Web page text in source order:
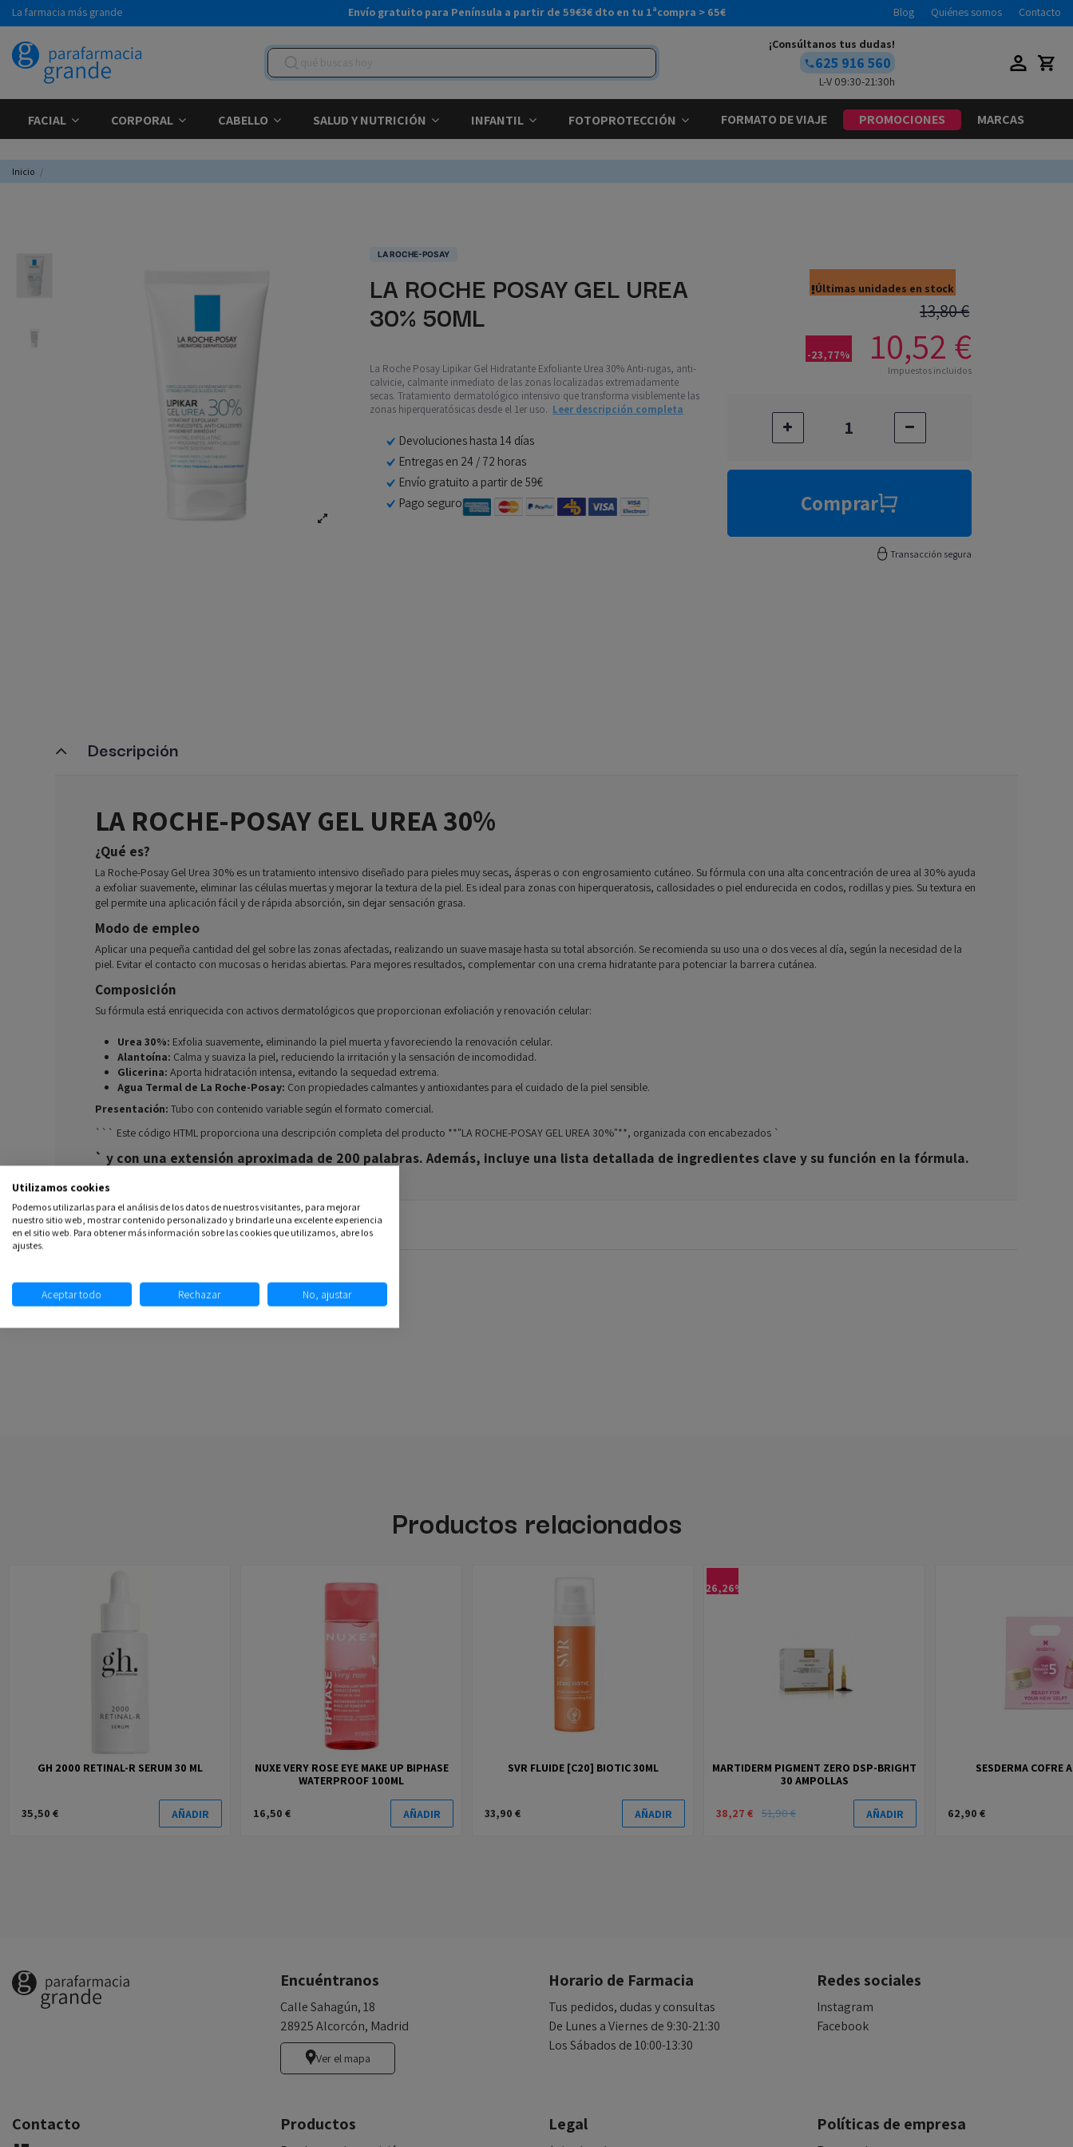
La farmacia más grande Envío gratuito para Península a partir de 59€3€ dto en tu 1ªcompra > 65€ Blog Quiénes somos Contacto
¡Consúltanos tus dudas!
625 916 560
L-V 09:30-21:30h
FACIAL CORPORAL CABELLO SALUD Y NUTRICIÓN INFANTIL FOTOPROTECCIÓN FORMATO DE VIAJE PROMOCIONES MARCAS
Inicio
LA ROCHE-POSAY
LA ROCHE POSAY GEL UREA
30% 50ML
La Roche Posay Lipikar Gel Hidratante Exfoliante Urea 30% Anti-rugas, anti-
calvicie, calmante inmediato de las zonas localizadas extremadamente
secas. Tratamiento dermatológico intensivo que transforma visiblemente las
zonas hiperqueratósicas desde el 1er uso. Leer descripción completa
Devoluciones hasta 14 días
Entregas en 24 / 72 horas
Envío gratuito a partir de 59€
Pago seguro
Últimas unidades en stock
13,80 €
-23,77% 10,52 €
Impuestos incluidos
Comprar
Transacción segura
Descripción
LA ROCHE-POSAY GEL UREA 30%
¿Qué es?
La Roche-Posay Gel Urea 30% es un tratamiento intensivo diseñado para pieles muy secas, ásperas o con engrosamiento cutáneo. Su fórmula con una alta concentración de urea al 30% ayuda
a exfoliar suavemente, eliminar las células muertas y mejorar la textura de la piel. Es ideal para zonas con hiperqueratosis, callosidades o piel endurecida en codos, rodillas y pies. Su textura en
gel permite una aplicación fácil y de rápida absorción, sin dejar sensación grasa.
Modo de empleo
Aplicar una pequeña cantidad del gel sobre las zonas afectadas, realizando un suave masaje hasta su total absorción. Se recomienda su uso una o dos veces al día, según la necesidad de la
piel. Evitar el contacto con mucosas o heridas abiertas. Para mejores resultados, complementar con una crema hidratante para potenciar la barrera cutánea.
Composición
Su fórmula está enriquecida con activos dermatológicos que proporcionan exfoliación y renovación celular:
Urea 30%: Exfolia suavemente, eliminando la piel muerta y favoreciendo la renovación celular.
Alantoína: Calma y suaviza la piel, reduciendo la irritación y la sensación de incomodidad.
Glicerina: Aporta hidratación intensa, evitando la sequedad extrema.
Agua Termal de La Roche-Posay: Con propiedades calmantes y antioxidantes para el cuidado de la piel sensible.
Presentación: Tubo con contenido variable según el formato comercial.
``` Este código HTML proporciona una descripción completa del producto **"LA ROCHE-POSAY GEL UREA 30%"**, organizada con encabezados `
` y con una extensión aproximada de 200 palabras. Además, incluye una lista detallada de ingredientes clave y su función en la fórmula.
Comentarios(0)
Productos relacionados
GH 2000 RETINAL-R SERUM 30 ML
35,50 € AÑADIR
NUXE VERY ROSE EYE MAKE UP BIPHASE
WATERPROOF 100ML
16,50 € AÑADIR
SVR FLUIDE [C20] BIOTIC 30ML
33,90 € AÑADIR
-26,26%
MARTIDERM PIGMENT ZERO DSP-BRIGHT
30 AMPOLLAS
38,27 € 51,90 € AÑADIR
SESDERMA COFRE
62,90 €
Encuéntranos
Calle Sahagún, 18
28925 Alcorcón, Madrid
Ver el mapa
Horario de Farmacia
Tus pedidos, dudas y consultas
De Lunes a Viernes de 9:30-21:30
Los Sábados de 10:00-13:30
Redes sociales
Instagram
Facebook
Contacto Productos Legal Políticas de empresa
Utilizamos cookies
Podemos utilizarlas para el análisis de los datos de nuestros visitantes, para mejorar
nuestro sitio web, mostrar contenido personalizado y brindarle una excelente experiencia
en el sitio web. Para obtener más información sobre las cookies que utilizamos, abre los
ajustes.
Aceptar todo Rechazar No, ajustar